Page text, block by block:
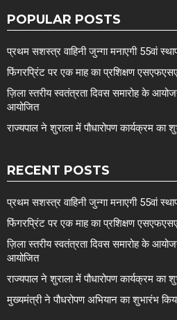
POPULAR POSTS
प्रथम सशस्त्र वाहिनी जुन्गा मनाएगी 55वां
फिंगरप्रिंट पर एक माह का प्रशिक्षण
ज़िला स्तरीय स्वतंत्रता दिवस समारोह के
आयोजित
राज्यपाल ने शुराला में पौधारोपण कार्यक्रम का
RECENT POSTS
प्रथम सशस्त्र वाहिनी जुन्गा मनाएगी 55वां
फिंगरप्रिंट पर एक माह का प्रशिक्षण
ज़िला स्तरीय स्वतंत्रता दिवस समारोह के
आयोजित
राज्यपाल ने शुराला में पौधारोपण कार्यक्रम का
मुख्यमंत्री ने पौधरोपण अभियान का शुभारंभ